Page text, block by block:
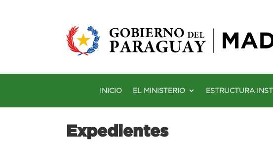
INICIO EL MINISTERIO ESTRUCTURA
Expedientes